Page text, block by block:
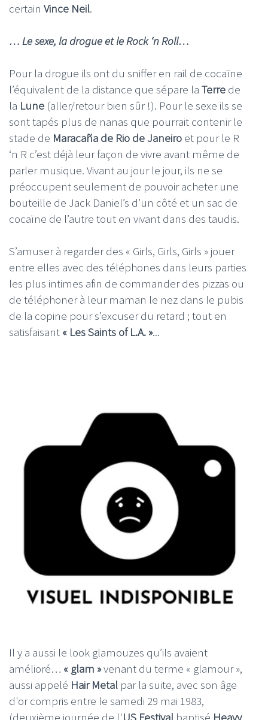
certain Vince Neil.
… Le sexe, la drogue et le Rock ‘n Roll…
Pour la drogue ils ont du sniffer en rail de cocaïne
l’équivalent de la distance que sépare la Terre de
la Lune (aller/retour bien sûr !). Pour le sexe ils se
sont tapés plus de nanas que pourrait contenir le
stade de Maracaña de Rio de Janeiro et pour le R
‘n R c’est déjà leur façon de vivre avant même de
parler musique. Vivant au jour le jour, ils ne se
préoccupent seulement de pouvoir acheter une
bouteille de Jack Daniel’s d’un côté et un sac de
cocaïne de l’autre tout en vivant dans des taudis.
S’amuser à regarder des « Girls, Girls, Girls » jouer
entre elles avec des téléphones dans leurs parties
les plus intimes afin de commander des pizzas ou
de téléphoner à leur maman le nez dans le pubis
de la copine pour s’excuser du retard ; tout en
satisfaisant « Les Saints of L.A. »...
Il y a aussi le look glamouzes qu’ils avaient
amélioré… « glam »venant du terme « glamour »,
aussi appelé Hair Metal par la suite, avec son âge
d'or compris entre le samedi 29 mai 1983,
(deuxième journée de l'US Festival baptisé Heavy